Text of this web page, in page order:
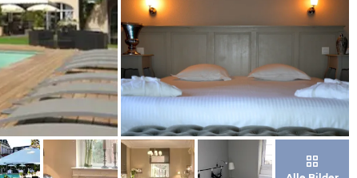
von Expedia
von Expedia